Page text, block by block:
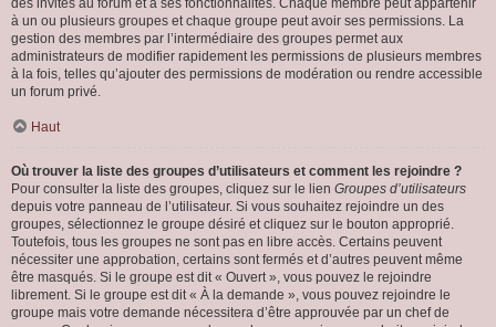
des invités au forum et à ses fonctionnalités. Chaque membre peut appartenir
à un ou plusieurs groupes et chaque groupe peut avoir ses permissions. La
gestion des membres par l’intermédiaire des groupes permet aux
administrateurs de modifier rapidement les permissions de plusieurs membres
à la fois, telles qu’ajouter des permissions de modération ou rendre accessible
un forum privé.
Haut
Où trouver la liste des groupes d’utilisateurs et comment les rejoindre ?
Pour consulter la liste des groupes, cliquez sur le lien Groupes d’utilisateurs
depuis votre panneau de l’utilisateur. Si vous souhaitez rejoindre un des
groupes, sélectionnez le groupe désiré et cliquez sur le bouton approprié.
Toutefois, tous les groupes ne sont pas en libre accès. Certains peuvent
nécessiter une approbation, certains sont fermés et d’autres peuvent même
être masqués. Si le groupe est dit « Ouvert », vous pouvez le rejoindre
librement. Si le groupe est dit « À la demande », vous pouvez rejoindre le
groupe mais votre demande nécessitera d’être approuvée par un chef de